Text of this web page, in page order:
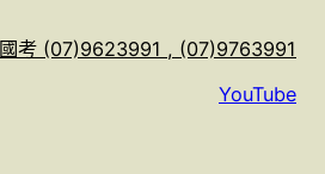
考 (07)9623991 , (07)9763991
YouTube